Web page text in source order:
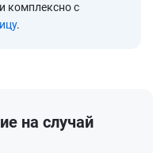
комплексно с
.
на случай